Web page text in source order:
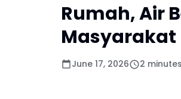
Rumah, Air
Masyarakat
June 17, 2026 2